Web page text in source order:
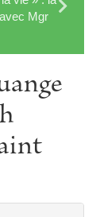
Mgr